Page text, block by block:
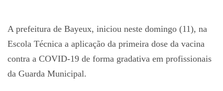
A prefeitura de Bayeux, iniciou neste domingo (11), na
Escola Técnica a aplicação da primeira dose da vacina
contra a COVID-19 de forma gradativa em profissionais
da Guarda Municipal.